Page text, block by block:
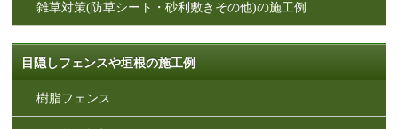
雑草対策(防草シート・砂利敷きその他)の施工例
目隠しフェンスや垣根の施工例
樹脂フェンス